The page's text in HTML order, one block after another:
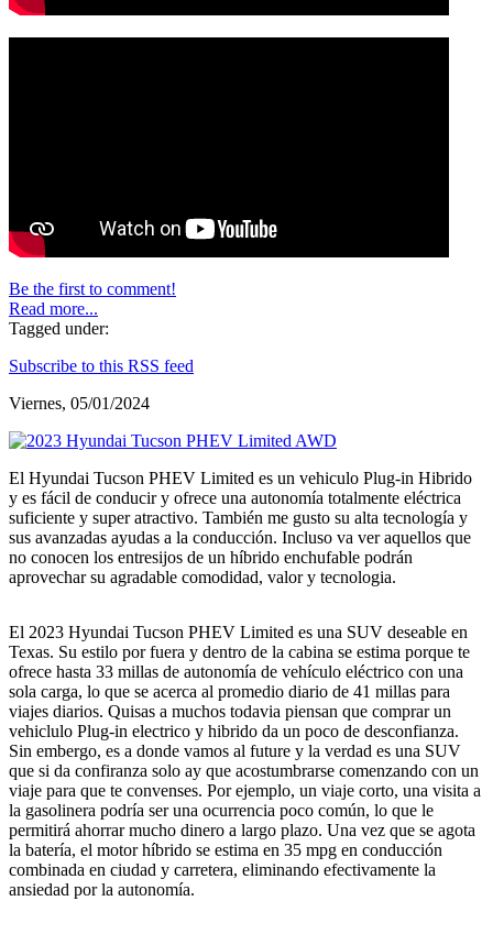
Be the first to comment!
Read more...
Tagged under:
Subscribe to this RSS feed
Viernes, 05/01/2024
El Hyundai Tucson PHEV Limited es un vehiculo Plug-in Hibrido
y es fácil de conducir y ofrece una autonomía totalmente eléctrica
suficiente y super atractivo. También me gusto su alta tecnología y
sus avanzadas ayudas a la conducción. Incluso va ver aquellos que
no conocen los entresijos de un híbrido enchufable podrán
aprovechar su agradable comodidad, valor y tecnologia.
El 2023 Hyundai Tucson PHEV Limited es una SUV deseable en
Texas. Su estilo por fuera y dentro de la cabina se estima porque te
ofrece hasta 33 millas de autonomía de vehículo eléctrico con una
sola carga, lo que se acerca al promedio diario de 41 millas para
viajes diarios. Quisas a muchos todavia piensan que comprar un
vehiclulo Plug-in electrico y hibrido da un poco de desconfianza.
Sin embergo, es a donde vamos al future y la verdad es una SUV
que si da confiranza solo ay que acostumbrarse comenzando con un
viaje para que te convenses. Por ejemplo, un viaje corto, una visita a
la gasolinera podría ser una ocurrencia poco común, lo que le
permitirá ahorrar mucho dinero a largo plazo. Una vez que se agota
la batería, el motor híbrido se estima en 35 mpg en conducción
combinada en ciudad y carretera, eliminando efectivamente la
ansiedad por la autonomía.